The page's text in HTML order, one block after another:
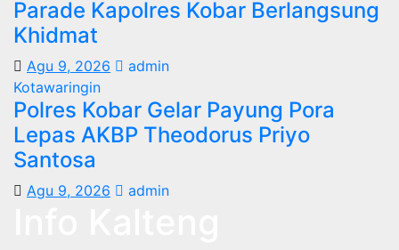
Parade Kapolres Kobar Berlangsung
Khidmat
Agu 9, 2026
admin
Kotawaringin
Polres Kobar Gelar Payung Pora
Lepas AKBP Theodorus Priyo
Santosa
Agu 9, 2026 admin